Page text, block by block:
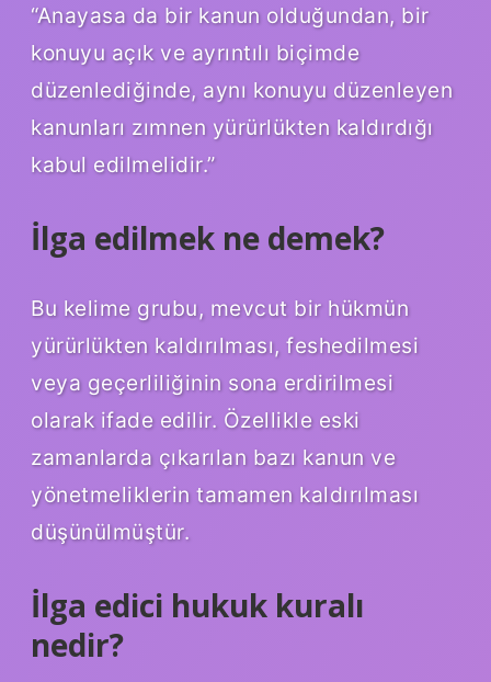
“Anayasa da bir kanun olduğundan, bir
konuyu açık ve ayrıntılı biçimde
düzenlediğinde, aynı konuyu düzenleyen
kanunları zımnen yürürlükten kaldırdığı
kabul edilmelidir.”
İlga edilmek ne demek?
Bu kelime grubu, mevcut bir hükmün
yürürlükten kaldırılması, feshedilmesi
veya geçerliliğinin sona erdirilmesi
olarak ifade edilir. Özellikle eski
zamanlarda çıkarılan bazı kanun ve
yönetmeliklerin tamamen kaldırılması
düşünülmüştür.
İlga edici hukuk kuralı
nedir?